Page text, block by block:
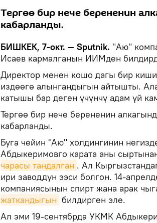
Тергөө бир нече берененин
кабарланды.
БИШКЕК, 7-окт. — Sputnik. "Аю"
Исаев кармалганын ИИМден
Директор менен кошо дагы бир
издөөгө алынгандыгын айтышты.
катышы бар деген үчүнчү адам үй
Тергөө бир нече берененин
кабарланды.
Буга чейин "Аю" холдингинин
Абдыкеримовго карата аны
чарасы тандалган . Ал
ири заводдун ээси болгон. 14-
компаниясынын спирт жана арак
жаткандыгын билдирген эле.
Ал эми 19-сентябрда УКМК